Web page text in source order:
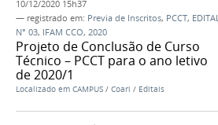
10/12/2020 15h37
— registrado em: Previa de Inscritos, PCCT, EDITAL
N° 03, IFAM CCO, 2020
Projeto de Conclusão de Curso
Técnico – PCCT para o ano letivo
de 2020/1
Localizado em CAMPUS / Coari / Editais